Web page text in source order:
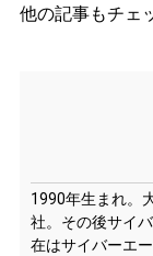
他の記事もチェ
1990年生まれ。
社。その後サイ
在はサイバーエ